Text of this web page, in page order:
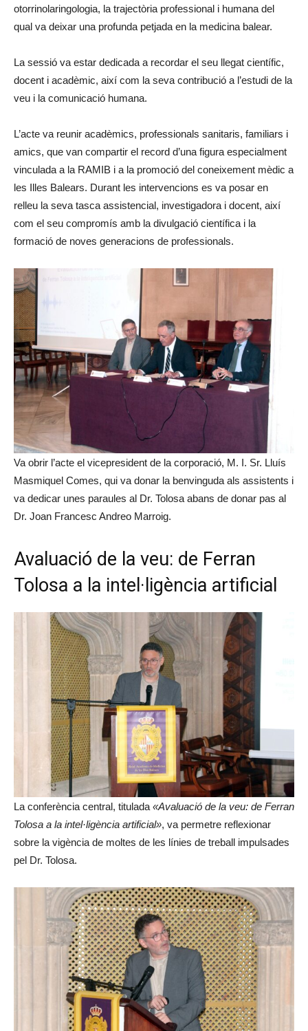
otorrinolaringologia, la trajectòria professional i humana del
qual va deixar una profunda petjada en la medicina balear.
La sessió va estar dedicada a recordar el seu llegat científic,
docent i acadèmic, així com la seva contribució a l’estudi de la
veu i la comunicació humana.
L’acte va reunir acadèmics, professionals sanitaris, familiars i
amics, que van compartir el record d’una figura especialment
vinculada a la RAMIB i a la promoció del coneixement mèdic a
les Illes Balears. Durant les intervencions es va posar en
relleu la seva tasca assistencial, investigadora i docent, així
com el seu compromís amb la divulgació científica i la
formació de noves generacions de professionals.
Va obrir l’acte el vicepresident de la corporació, M. I. Sr. Lluís
Masmiquel Comes, qui va donar la benvinguda als assistents i
va dedicar unes paraules al Dr. Tolosa abans de donar pas al
Dr. Joan Francesc Andreo Marroig.
Avaluació de la veu: de Ferran
Tolosa a la intel·ligència artificial
La conferència central, titulada «Avaluació de la veu: de Ferran
Tolosa a la intel·ligència artificial», va permetre reflexionar
sobre la vigència de moltes de les línies de treball impulsades
pel Dr. Tolosa.